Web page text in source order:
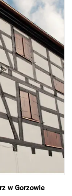
w Gorzowie